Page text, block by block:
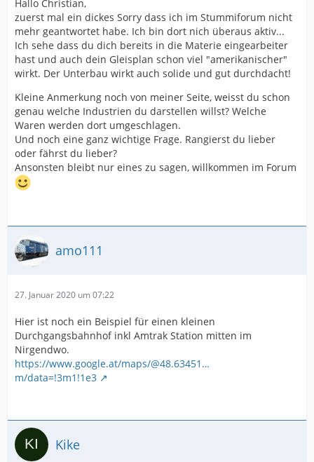
Hallo Christian,
zuerst mal ein dickes Sorry dass ich im Stummiforum nicht
mehr geantwortet habe. Ich bin dort nich überaus aktiv...
Ich sehe dass du dich bereits in die Materie eingearbeiter
hast und auch dein Gleisplan schon viel "amerikanischer"
wirkt. Der Unterbau wirkt auch solide und gut durchdacht!
Kleine Anmerkung noch von meiner Seite, weisst du schon
genau welche Industrien du darstellen willst? Welche
Waren werden dort umgeschlagen.
Und noch eine ganz wichtige Frage. Rangierst du lieber
oder fährst du lieber?
Ansonsten bleibt nur eines zu sagen, willkommen im Forum
amo111
27. Januar 2020 um 07:22
Hier ist noch ein Beispiel für einen kleinen
Durchgangsbahnhof inkl Amtrak Station mitten im
Nirgendwo.
https://www.google.at/maps/@48.63451…
m/data=!3m1!1e3
Kike